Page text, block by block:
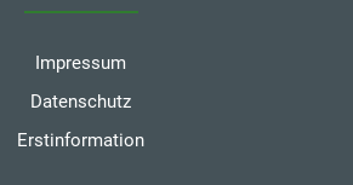
Impressum
Datenschutz
Erstinformation